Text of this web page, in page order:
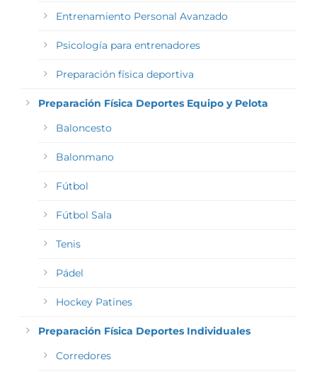
Entrenamiento Personal Avanzado
Psicología para entrenadores
Preparación física deportiva
Preparación Física Deportes Equipo y Pelota
Baloncesto
Balonmano
Fútbol
Fútbol Sala
Tenis
Pádel
Hockey Patines
Preparación Física Deportes Individuales
Corredores